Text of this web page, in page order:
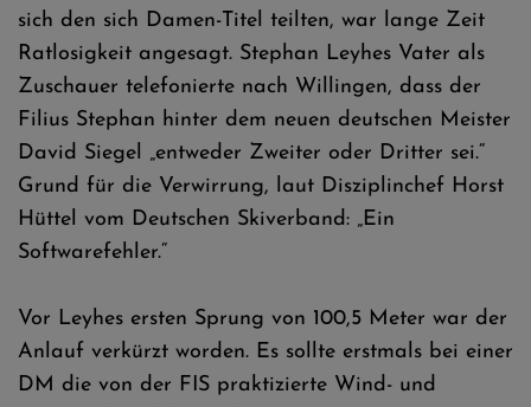
sich den sich Damen-Titel teilten, war lange Zeit
Ratlosigkeit angesagt. Stephan Leyhes Vater als
Zuschauer telefonierte nach Willingen, dass der
Filius Stephan hinter dem neuen deutschen Meister
David Siegel „entweder Zweiter oder Dritter sei.“
Grund für die Verwirrung, laut Disziplinchef Horst
Hüttel vom Deutschen Skiverband: „Ein
Softwarefehler.“
Vor Leyhes ersten Sprung von 100,5 Meter war der
Anlauf verkürzt worden. Es sollte erstmals bei einer
DM die von der FIS praktizierte Wind- und